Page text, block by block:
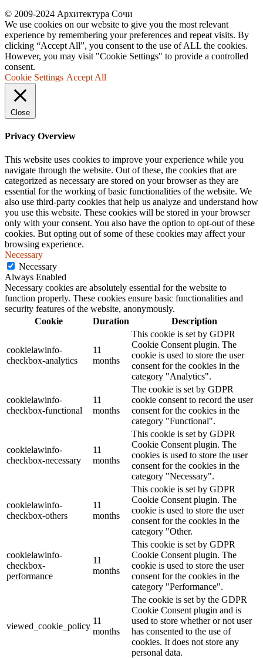
© 2009-2024 Архитектура Сочи
We use cookies on our website to give you the most relevant
experience by remembering your preferences and repeat visits. By
clicking “Accept All”, you consent to the use of ALL the cookies.
However, you may visit "Cookie Settings" to provide a controlled
consent.
Cookie Settings Accept All
Close
Privacy Overview
This website uses cookies to improve your experience while you
navigate through the website. Out of these, the cookies that are
categorized as necessary are stored on your browser as they are
essential for the working of basic functionalities of the website. We
also use third-party cookies that help us analyze and understand how
you use this website. These cookies will be stored in your browser
only with your consent. You also have the option to opt-out of these
cookies. But opting out of some of these cookies may affect your
browsing experience.
Necessary
Necessary
Always Enabled
Necessary cookies are absolutely essential for the website to
function properly. These cookies ensure basic functionalities and
security features of the website, anonymously.
Cookie
Duration Description
cookielawinfo-
checkbox-analytics
11
months
This cookie is set by GDPR
Cookie Consent plugin. The
cookie is used to store the user
consent for the cookies in the
category "Analytics".
cookielawinfo-
checkbox-functional
11
months
The cookie is set by GDPR
cookie consent to record the user
consent for the cookies in the
category "Functional".
cookielawinfo-
checkbox-necessary
11
months
This cookie is set by GDPR
Cookie Consent plugin. The
cookies is used to store the user
consent for the cookies in the
category "Necessary".
cookielawinfo-
checkbox-others
11
months
This cookie is set by GDPR
Cookie Consent plugin. The
cookie is used to store the user
consent for the cookies in the
category "Other.
cookielawinfo-
checkbox-
performance
11
months
This cookie is set by GDPR
Cookie Consent plugin. The
cookie is used to store the user
consent for the cookies in the
category "Performance".
viewed_cookie_policy
11
months
The cookie is set by the GDPR
Cookie Consent plugin and is
used to store whether or not user
has consented to the use of
cookies. It does not store any
personal data.